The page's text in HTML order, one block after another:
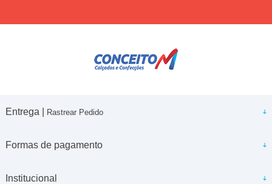
Entrega | Rastrear Pedido
Formas de pagamento
Institucional